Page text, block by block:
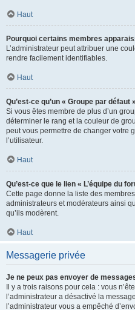
Haut
Pourquoi certains membres
L’administrateur peut attribuer une
rendre facilement identifiables.
Haut
Qu’est-ce qu’un « Groupe par défaut
Si vous êtes membre de plus d’un
déterminer le rang et la couleur de
peut vous permettre de changer votre
l’utilisateur.
Haut
Qu’est-ce que le lien « L’équipe du
Cette page donne la liste des
administrateurs et modérateurs ainsi
qu’ils modèrent.
Haut
Messagerie privée
Je ne peux pas envoyer de
Il y a trois raisons pour cela : vous
l’administrateur a désactivé la
l’administrateur vous a empêché